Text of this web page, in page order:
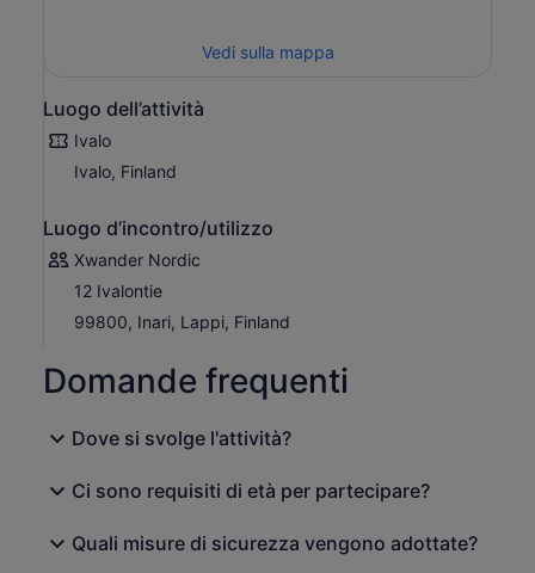
Vedi sulla mappa
Luogo dell’attività
Ivalo
Ivalo, Finland
Luogo d’incontro/utilizzo
Xwander Nordic
12 Ivalontie
99800, Inari, Lappi, Finland
Domande frequenti
Dove si svolge l'attività?
Ci sono requisiti di età per partecipare?
Quali misure di sicurezza vengono adottate?